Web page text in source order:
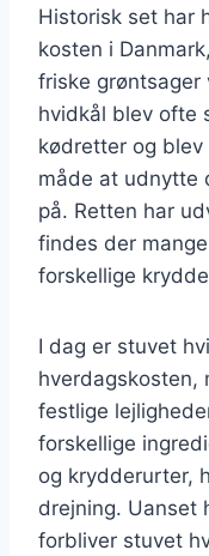
Historisk set har
kosten i
friske
hvidkål blev ofte
kødretter og
måde at udnytte
på. Retten har
findes der
forskellige
I dag er stuvet
hverdagskosten,
festlige
forskellige
og krydderurter,
drejning. Uanset
forbliver stuvet